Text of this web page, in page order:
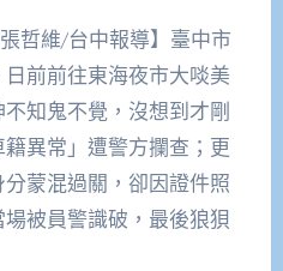
哲維/台中報導】臺中市
前前往東海夜市大啖美
知鬼不覺，沒想到才剛
異常」遭警方攔查；更
蒙混過關，卻因證件照
被員警識破，最後狼狽